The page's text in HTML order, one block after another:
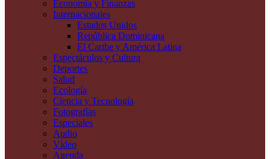
Economía y Finanzas
Internacionales
Estados Unidos
República Dominicana
El Caribe y América Latina
Espectáculos y Cultura
Deportes
Salud
Ecología
Ciencia y Tecnología
Fotografías
Especiales
Audio
Vídeo
Agenda